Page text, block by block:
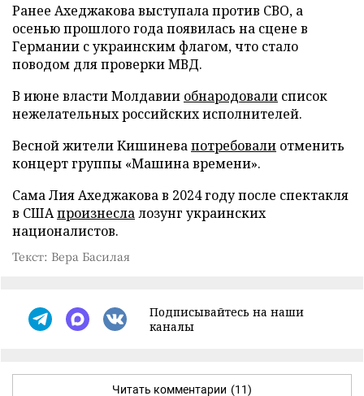
Ранее Ахеджакова выступала против СВО, а
осенью прошлого года появилась на сцене в
Германии с украинским флагом, что стало
поводом для проверки МВД.
В июне власти Молдавии обнародовали список
нежелательных российских исполнителей.
Весной жители Кишиневапотребовали отменить
концерт группы «Машина времени».
Сама Лия Ахеджакова в 2024 году после спектакля
в СШАпроизнеслалозунг украинских
националистов.
Текст: Вера Басилая
Подписывайтесь на наши
каналы
Читать комментарии (11)